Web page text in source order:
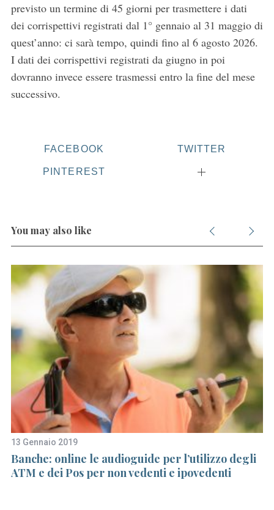
previsto un termine di 45 giorni per trasmettere i dati
dei corrispettivi registrati dal 1° gennaio al 31 maggio di
quest’anno: ci sarà tempo, quindi fino al 6 agosto 2026.
I dati dei corrispettivi registrati da giugno in poi
dovranno invece essere trasmessi entro la fine del mese
successivo.
FACEBOOK TWITTER
PINTEREST
You may also like
13 Gennaio 2019
Banche: online le audioguide per l’utilizzo degli
ATM e dei Pos per non vedenti e ipovedenti
S
e
a
r
c
h